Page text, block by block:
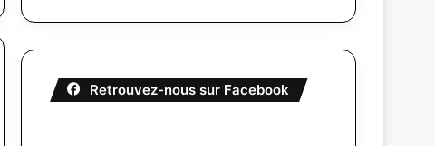
Retrouvez-nous sur Facebook